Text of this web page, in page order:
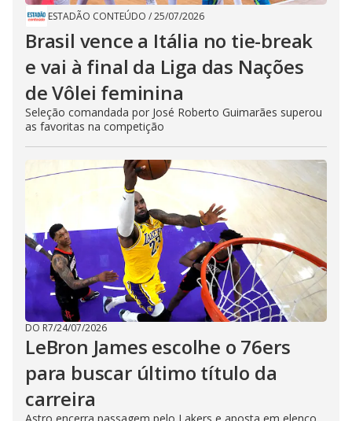
ESTADÃO CONTEÚDO /25/07/2026
Brasil vence a Itália no tie-break
e vai à final da Liga das Nações
de Vôlei feminina
Seleção comandada por José Roberto Guimarães superou
as favoritas na competição
DO R7/24/07/2026
LeBron James escolhe o 76ers
para buscar último título da
carreira